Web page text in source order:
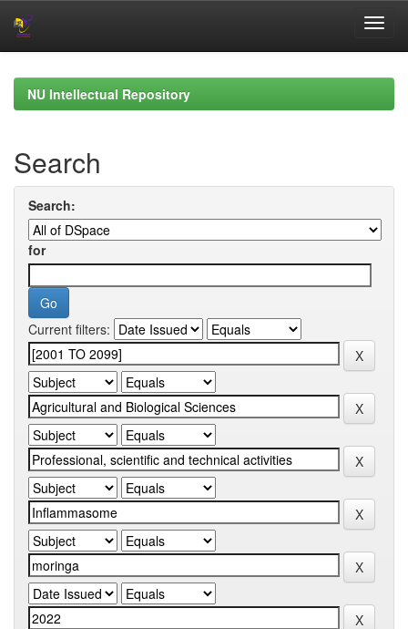
navigationNU Intellectual Repository
Search
Search:
for
Current filters: